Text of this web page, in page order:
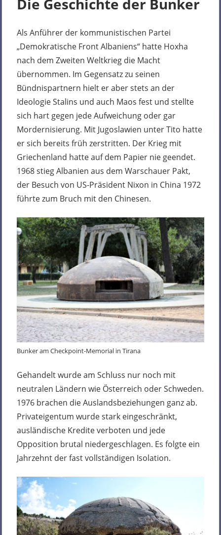
Die Geschichte der Bunker
Als Anführer der kommunistischen Partei
„Demokratische Front Albaniens“ hatte Hoxha
nach dem Zweiten Weltkrieg die Macht
übernommen. Im Gegensatz zu seinen
Bündnispartnern hielt er aber stets an der
Ideologie Stalins und auch Maos fest und stellte
sich hart gegen jede Aufweichung oder gar
Mordernisierung. Mit Jugoslawien unter Tito hatte
er sich bereits früh zerstritten. Der Krieg mit
Griechenland hatte auf dem Papier nie geendet.
1968 stieg Albanien aus dem Warschauer Pakt,
der Besuch von US-Präsident Nixon in China 1972
führte zum Bruch mit den Chinesen.
Bunker am Checkpoint-Memorial in Tirana
Gehandelt wurde am Schluss nur noch mit
neutralen Ländern wie Österreich oder Schweden.
1976 brachen die Auslandsbeziehungen ganz ab.
Privateigentum wurde stark eingeschränkt,
ausländische Kredite verboten und jede
Opposition brutal niedergeschlagen. Es folgte ein
Jahrzehnt der fast vollständigen Isolation.